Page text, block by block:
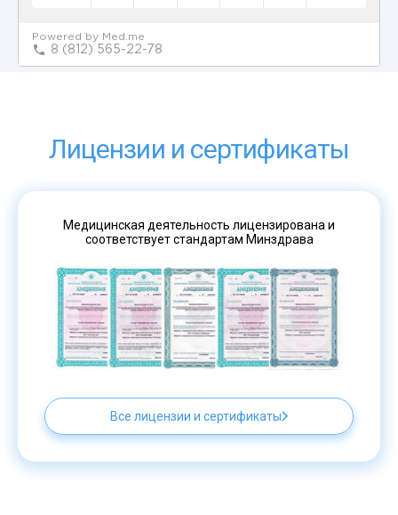
Лицензии и сертификаты
Медицинская деятельность лицензирована и
соответствует стандартам Минздрава
Все лицензии и сертификаты